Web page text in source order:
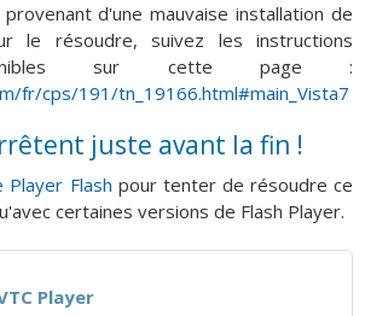
d'une mauvaise installation de
le résoudre, suivez les instructions
sur cette page :
fr/cps/191/tn_19166.html#main_Vista7
juste avant la fin !
Flash pour tenter de résoudre ce
certaines versions de Flash Player.
Player